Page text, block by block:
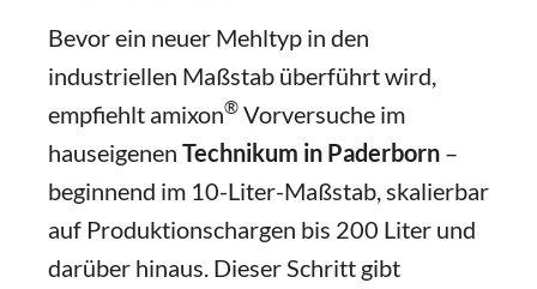
Bevor ein neuer Mehltyp in den
industriellen Maßstab überführt wird,
empfiehlt amixon® Vorversuche im
hauseigenen Technikum in Paderborn –
beginnend im 10-Liter-Maßstab, skalierbar
auf Produktionschargen bis 200 Liter und
darüber hinaus. Dieser Schritt gibt